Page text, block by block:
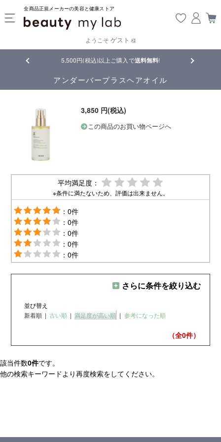
全商品正規メーカーの美容と健康ストア
ようこそ ゲスト 様
5,500円(税込)以上ご購入で送料無料! 【重要】
アンダーバープラスヘアオイル
3,850 円(税込)
この商品のお買い物ページへ
平均満足度：
※条件に満たないため、評価は出来ません。
：0件
：0件
：0件
：0件
：0件
さらに条件を絞り込む
並び替え
新着順 | 古い順 | 満足度が高い順 | 参考になった順
（全0件）
該当件数0件です。
他の検索キーワードより再度検索をしてください。